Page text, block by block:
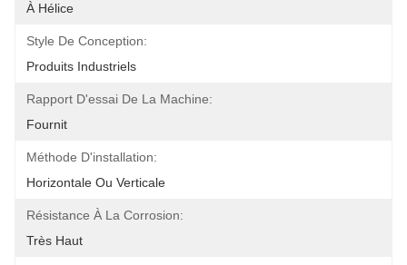
À Hélice
Style De Conception:
Produits Industriels
Rapport D'essai De La Machine:
Fournit
Méthode D'installation:
Horizontale Ou Verticale
Résistance À La Corrosion:
Très Haut